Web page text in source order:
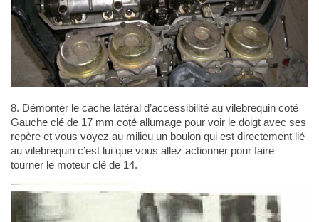
8. Démonter le cache latéral d’accessibilité au vilebrequin coté
Gauche clé de 17 mm coté allumage pour voir le doigt avec ses
repère et vous voyez au milieu un boulon qui est directement lié
au vilebrequin c’est lui que vous allez actionner pour faire
tourner le moteur clé de 14.